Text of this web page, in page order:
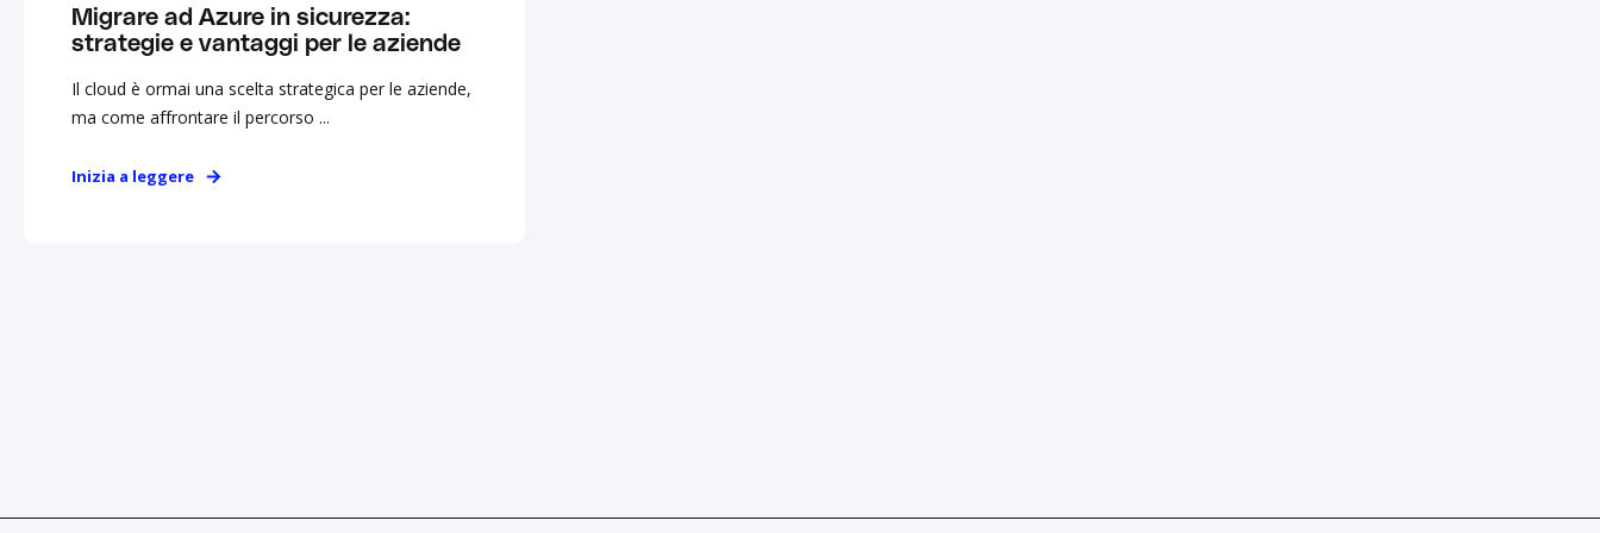
Migrare ad Azure in sicurezza:
strategie e vantaggi per le aziende
Il cloud è ormai una scelta strategica per le aziende,
ma come affrontare il percorso ...
Inizia a leggere